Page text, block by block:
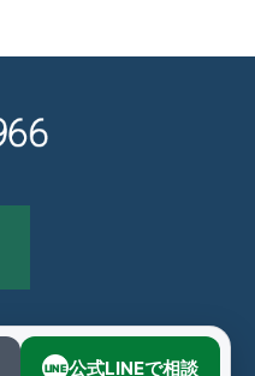
LINE公式LINEで相談